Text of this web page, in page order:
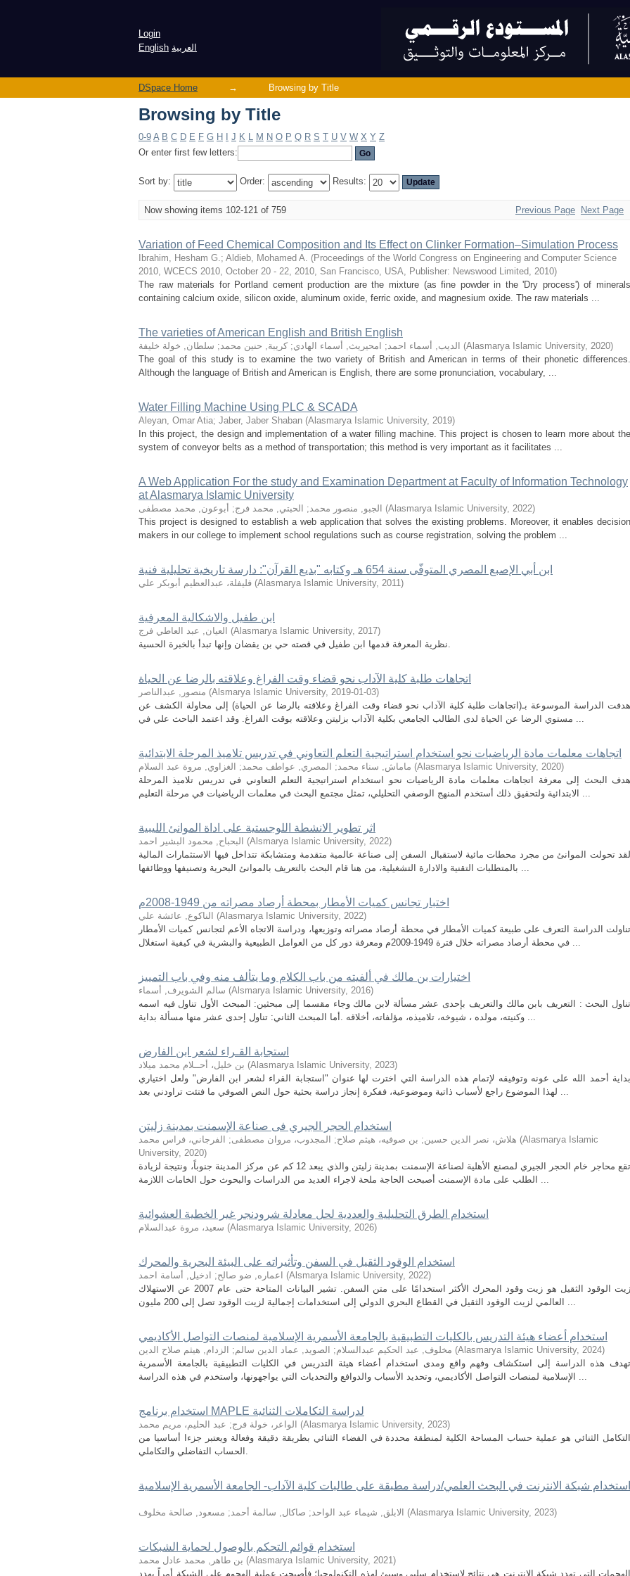
Login
English العربية
DSpace Home → Browsing by Title
Browsing by Title
0-9 A B C D E F G H J K L M N O P Q R S T U V W X Y Z
Or enter first few letters:
Sort by: Order: Results:
Now showing items 102-121 of 759 Previous Page Next Page
Variation of Feed Chemical Composition and Its Effect on Clinker Formation–Simulation Process
Ibrahim, Hesham G.; Aldieb, Mohamed A. (Proceedings of the World Congress on Engineering and Computer Science
2010, WCECS 2010, October 20 - 22, 2010, San Francisco, USA, Publisher: Newswood Limited, 2010)
The raw materials for Portland cement production are the mixture (as fine powder in the 'Dry process') of minerals
containing calcium oxide, silicon oxide, aluminum oxide, ferric oxide, and magnesium oxide. The raw materials ...
The varieties of American English and British English
الديب, أسماء احمد; امحيريث, أسماء الهادي; كريبة, حنين محمد; سلطان, خولة خليفة (Alasmarya Islamic University, 2020)
The goal of this study is to examine the two variety of British and American in terms of their phonetic differences.
Although the language of British and American is English, there are some pronunciation, vocabulary, ...
Water Filling Machine Using PLC & SCADA
Aleyan, Omar Atia; Jaber, Jaber Shaban (Alasmarya Islamic University, 2019)
In this project, the design and implementation of a water filling machine. This project is chosen to learn more about the
system of conveyor belts as a method of transportation; this method is very important as it facilitates ...
A Web Application For the study and Examination Department at Faculty of Information Technology
at Alasmarya Islamic University
الجبو, منصور محمد; الحبتي, محمد فرج; أبوعون, محمد مصطفى (Alasmarya Islamic University, 2022)
This project is designed to establish a web application that solves the existing problems. Moreover, it enables decision
makers in our college to implement school regulations such as course registration, solving the problem ...
ابن أبي الإصبع المصري المتوفّى سنة 654 هـ وكتابه "بديع القرآن": دارسة تاريخية تحليلية فنية
فليفلة، عبدالعظيم أبوبكر علي (Alasmarya Islamic University, 2011)
ابن طفيل والاشكالية المعرفية
العيان, عبد العاطي فرج (Alasmarya Islamic University, 2017)
نظرية المعرفة قدمها ابن طفيل في قصته حي بن يقضان وإنها تبدأ بالخبرة الحسية.
اتجاهات طلبة كلية الآداب نحو قضاء وقت الفراغ وعلاقته بالرضا عن الحياة
منصور, عبدالناصر (Alsmarya Islamic University, 2019-01-03)
هدفت الدراسة الموسوعة بـ(اتجاهات طلبة كلية الآداب نحو قضاء وقت الفراغ وعلاقته بالرضا عن الحياة) إلى محاولة الكشف عن
مستوي الرضا عن الحياة لدى الطالب الجامعي بكلية الآداب بزليتن وعلاقته بوقت الفراغ. وقد اعتمد الباحث علي في ...
اتجاهات معلمات مادة الرياضيات نحو استخدام استراتيجية التعلم التعاوني في تدريس تلاميذ المرحلة الابتدائية
ماماش, سناء محمد; المصري, عواطف محمد; الغزاوي, مروة عبد السلام (Alasmarya Islamic University, 2020)
هدف البحث إلى معرفة اتجاهات معلمات مادة الرياضيات نحو استخدام استراتيجية التعلم التعاوني في تدريس تلاميذ المرحلة
الابتدائية ولتحقيق ذلك أستخدم المنهج الوصفي التحليلي، تمثل مجتمع البحث في معلمات الرياضيات في مرحلة التعليم ...
اثر تطوير الانشطة اللوجستية على اداة الموانئ الليبية
البحباح, محمود البشير احمد (Alsmarya Islamic University, 2022)
لقد تحولت الموانئ من مجرد محطات مائية لاستقبال السفن إلى صناعة عالمية متقدمة ومتشابكة تتداخل فيها الاستثمارات المالية
بالمتطلبات التقنية والادارة التشغيلية، من هنا قام البحث بالتعريف بالموانئ البحرية وتصنيفها ووظائفها ...
اختبار تجانس كميات الأمطار بمحطة أرصاد مصراته من 1949-2008م
الناكوع, عائشة علي (Alasmarya Islamic University, 2022)
تناولت الدراسة التعرف على طبيعة كميات الأمطار في محطة أرصاد مصراته وتوزيعها، ودراسة الاتجاه الأعم لتجانس كميات الأمطار
في محطة أرصاد مصراته خلال فترة 1949-2009م ومعرفة دور كل من العوامل الطبيعية والبشرية في كيفية استغلال ...
اختيارات بن مالك في ألفيته من باب الكلام وما يتألف منه وفي باب التمييز
سالم الشويرف, أسماء (Alsmarya Islamic University, 2016)
تناول البحث : التعريف بابن مالك والتعريف بإحدى عشر مسألة لابن مالك وجاء مقسما إلى مبحثين: المبحث الأول تناول فيه اسمه
وكنيته، مولده ، شيوخه، تلاميذه، مؤلفاته، أخلاقه .أما المبحث الثاني: تناول إحدى عشر منها مسألة بداية ...
استجابة القـراء لشعر ابن الفارض
بن خليل، أحــلام محمد ميلاد (Alasmarya Islamic University, 2023)
بداية أحمد الله على عونه وتوفيقه لإتمام هذه الدراسة التي اخترت لها عنوان "استجابة القراء لشعر ابن الفارض" ولعل اختياري
لهذا الموضوع راجع لأسباب ذاتية وموضوعية، ففكرة إنجاز دراسة بحثية حول النص الصوفي ما فتئت تراودني بعد ...
استخدام الحجر الجيري فى صناعة الإسمنت بمدينة زليتن
هلاش، نصر الدين حسين; بن صوفيه، هيثم صلاح; المجدوب، مروان مصطفى; الفرجاني، فراس محمد (Alasmarya Islamic
University, 2020)
تقع محاجر خام الحجر الجيري لمصنع الأهلية لصناعة الإسمنت بمدينة زليتن والذي يبعد 12 كم عن مركز المدينة جنوباً، ونتيجة لزيادة
الطلب على مادة الإسمنت أصبحت الحاجة ملحة لاجراء العديد من الدراسات والبحوث حول الخامات اللازمة ...
استخدام الطرق التحليلية والعددية لحل معادلة شرودنجر غير الخطية العشوائية
سعيد، مروة عبدالسلام (Alasmarya Islamic University, 2026)
استخدام الوقود الثقيل في السفن وتأثيراته على البيئة البحرية والمحرك
اعماره, ضو صالح; ادخيل, أسامة احمد (Alsmarya Islamic University, 2022)
زيت الوقود الثقيل هو زيت وقود المحرك الأكثر استخدامًا على متن السفن. تشير البيانات المتاحة حتى عام 2007 عن الاستهلاك
العالمي لزيت الوقود الثقيل في القطاع البحري الدولي إلى استخدامات إجمالية لزيت الوقود تصل إلى 200 مليون ...
استخدام أعضاء هيئة التدريس بالكليات التطبيقية بالجامعة الأسمرية الإسلامية لمنصات التواصل الأكاديمي
مخلوف, عبد الحكيم عبدالسلام; الصويد, عماد الدين سالم; الزدام, هيثم صلاح الدين (Alasmarya Islamic University, 2024)
تهدف هذه الدراسة إلى استكشاف وفهم واقع ومدى استخدام أعضاء هيئة التدريس في الكليات التطبيقية بالجامعة الأسمرية
الإسلامية لمنصات التواصل الأكاديمي، وتحديد الأسباب والدوافع والتحديات التي يواجهونها، واستخدم في هذه الدراسة ...
استخدام برنامج MAPLE لدراسة التكاملات الثنائية
الواعر، خولة فرج; عبد الحليم، مريم محمد (Alasmarya Islamic University, 2023)
التكامل الثنائي هو عملية حساب المساحة الكلية لمنطقة محددة في الفضاء الثنائي بطريقة دقيقة وفعالة ويعتبر جزءا أساسيا من
الحساب التفاضلي والتكاملي.
استخدام شبكة الانترنت في البحث العلمي/دراسة مطبقة على طالبات كلية الآداب- الجامعة الأسمرية الإسلامية
الابلق, شيماء عبد الواحد; صاكال, سالمة أحمد; مسعود, صالحة مخلوف (Alasmarya Islamic University, 2023)
استخدام قوائم التحكم بالوصول لحماية الشبكات
بن طاهر, محمد عادل محمد (Alasmarya Islamic University, 2021)
الهجمات التي تهدد شبكة الإنترنت هي نتائج لاستخدام سلبي وسيئ لهذه التكنولوجيا؛ فأصبحت عملية الهجوم على الشبكة أمراً يهدد